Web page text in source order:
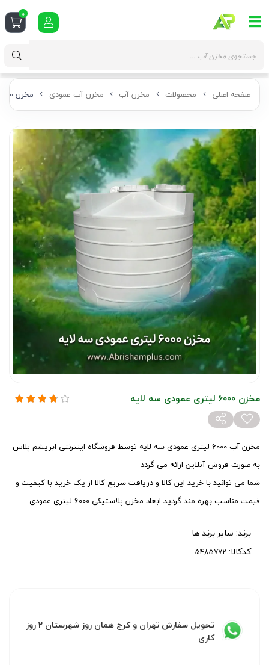
صفحه اصلی محصولات مخزن آب مخزن آب عمودی مخزن 6000 لیتری عمودی سه لایه
مخزن 6000 لیتری عمودی سه لایه
مخزن آب 6000 لیتری عمودی سه لایه توسط فروشگاه اینترنتی ابریشم پلاس
به صورت فروش آنلاین ارائه می گردد
شما می توانید با خرید این کالا و دریافت سریع کالا از یک خرید با کیفیت و
قیمت مناسب بهره مند گردید ابعاد مخزن پلاستیکی 6000 لیتری عمودی
برند: سایر برند ها
کدکالا:
تحویل سفارش تهران و کرج همان روز شهرستان 2 روز
کاری
0